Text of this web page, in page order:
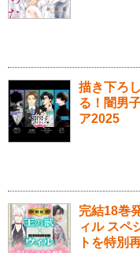
描き下ろ
る！闇男
ア2025
完結18巻
ィル スペ
トを特別